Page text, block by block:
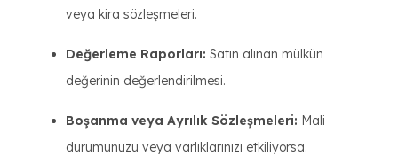
veya kira sözleşmeleri.
Değerleme Raporları: Satın alınan mülkün
değerinin değerlendirilmesi.
Boşanma veya Ayrılık Sözleşmeleri: Mali
durumunuzu veya varlıklarınızı etkiliyorsa.